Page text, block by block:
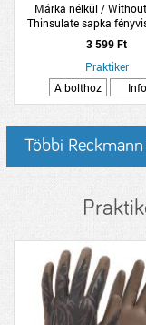
Márka nélkül /
Thinsulate sapka
csíkkal fekete
3 599 Ft
Praktiker
A bolthoz
Info
Többi